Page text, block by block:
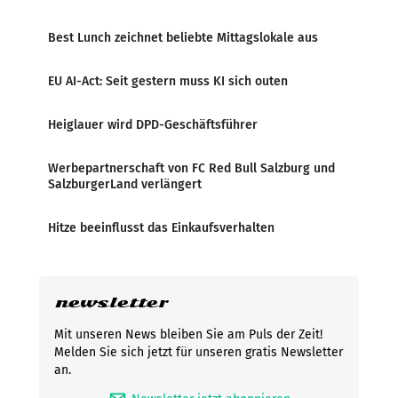
Best Lunch zeichnet beliebte Mittagslokale aus
EU AI-Act: Seit gestern muss KI sich outen
Heiglauer wird DPD-Geschäftsführer
Werbepartnerschaft von FC Red Bull Salzburg und
SalzburgerLand verlängert
Hitze beeinflusst das Einkaufsverhalten
newsletter
Mit unseren News bleiben Sie am Puls der Zeit!
Melden Sie sich jetzt für unseren gratis Newsletter
an.